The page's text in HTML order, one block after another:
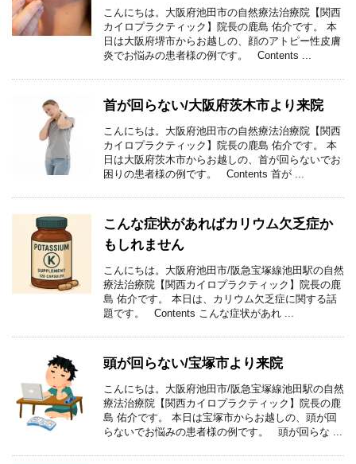
こんにちは。大阪府池田市の自然療法治療院【関西
カイロプラクティック】院長の鹿島 佑介です。 本
日は大阪府堺市からお越しの、顔のアトピー性皮膚
炎でお悩みの患者様の例です。 Contents ...
首が回らない/大阪府茨木市より来院
こんにちは。大阪府池田市の自然療法治療院【関西
カイロプラクティック】院長の鹿島 佑介です。 本
日は大阪府茨木市からお越しの、首が回らないでお
困りの患者様の例です。 Contents 首が ...
こんな症状があればカリウム欠乏症か
もしれません
こんにちは。大阪府池田市/阪急宝塚線池田駅の自然
療法治療院【関西カイロプラクティック】院長の鹿
島 佑介です。 本日は、カリウム欠乏症に関する話
題です。 Contents こんな症状があれ ...
頭が回らない/宝塚市より来院
こんにちは。大阪府池田市/阪急宝塚線池田駅の自然
療法治療院【関西カイロプラクティック】院長の鹿
島 佑介です。 本日は宝塚市からお越しの、頭が回
らないでお悩みの患者様の例です。 頭が回らな ...